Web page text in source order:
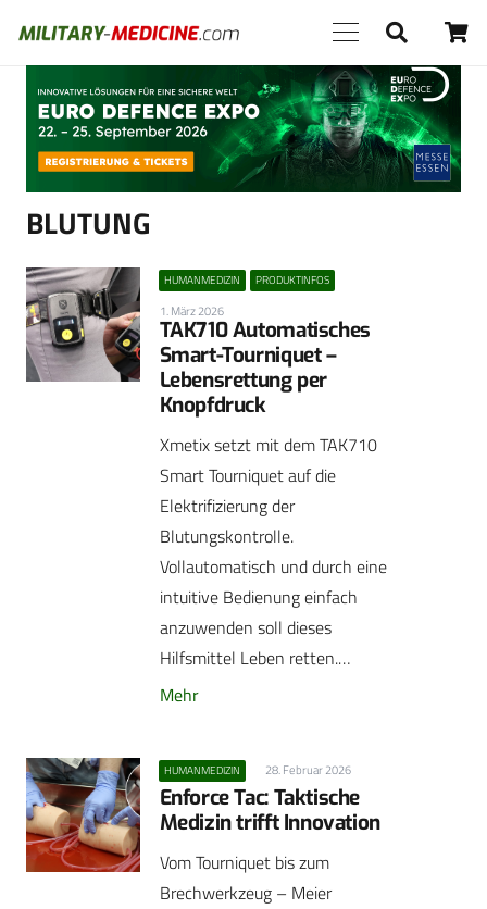
Anzeige
BLUTUNG
HUMANMEDIZIN PRODUKTINFOS
1. März 2026
TAK710 Automatisches
Smart-Tourniquet –
Lebensrettung per
Knopfdruck
Xmetix setzt mit dem TAK710
Smart Tourniquet auf die
Elektrifizierung der
Blutungskontrolle.
Vollautomatisch und durch eine
intuitive Bedienung einfach
anzuwenden soll dieses
Hilfsmittel Leben retten.…
Mehr
HUMANMEDIZIN 28. Februar 2026
Enforce Tac: Taktische
Medizin trifft Innovation
Vom Tourniquet bis zum
Brechwerkzeug – Meier